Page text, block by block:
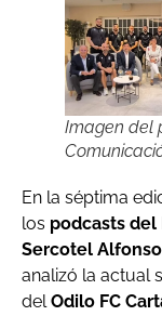
Imagen del
En la séptima
los podcasts del
Sercotel
analizó la actual
delOdilo FC